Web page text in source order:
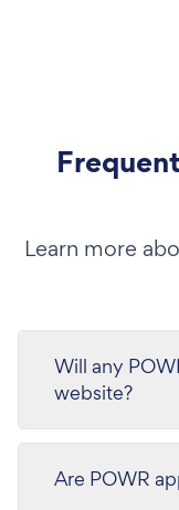
Learn more
Will any
website?
Are POWR